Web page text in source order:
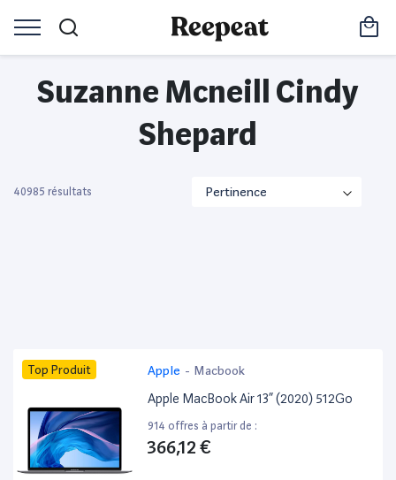
Suzanne Mcneill Cindy
Shepard
40985 résultats
Top Produit Apple - Macbook
Apple MacBook Air 13” (2020) 512Go
914 offres à partir de :
366,12 €